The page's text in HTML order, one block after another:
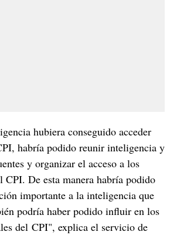
hubiera conseguido acceder
habría podido reunir inteligencia y
y organizar el acceso a los
CPI. De esta manera habría podido
importante a la inteligencia que
podría haber podido influir en los
del CPI", explica el servicio de